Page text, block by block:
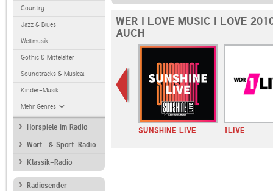
Country
Jazz & Blues
Weltmusik
Gothic & Mittelalter
Soundtracks & Musical
Kinder-Musik
Mehr Genres
Hörspiele im Radio
Wort- & Sport-Radio
Klassik-Radio
Radiosender
WER I LOVE MUSIC I LOVE
AUCH
Hits Ella Radio SUNSHINE LIVE 1LIVE